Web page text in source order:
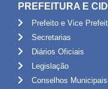
PREFEITURA E
Prefeito e Vice
Secretarias
Diários Oficiais
Legislação
Conselhos Municipais